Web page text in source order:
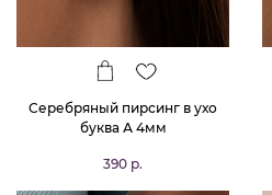
Серебряный пирсинг в ухо
буква А 4мм
390 р.